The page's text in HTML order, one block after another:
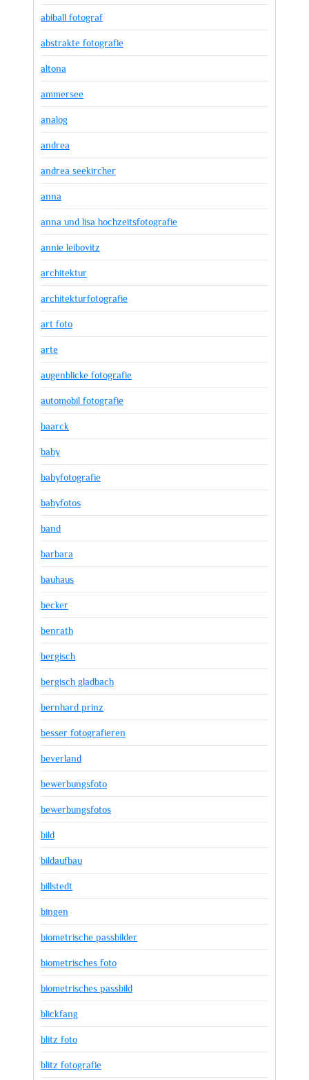
abiball fotograf
abstrakte fotografie
altona
ammersee
analog
andrea
andrea seekircher
anna
anna und lisa hochzeitsfotografie
annie leibovitz
architektur
architekturfotografie
art foto
arte
augenblicke fotografie
automobil fotografie
baarck
baby
babyfotografie
babyfotos
band
barbara
bauhaus
becker
benrath
bergisch
bergisch gladbach
bernhard prinz
besser fotografieren
beverland
bewerbungsfoto
bewerbungsfotos
bild
bildaufbau
billstedt
bingen
biometrische passbilder
biometrisches foto
biometrisches passbild
blickfang
blitz foto
blitz fotografie